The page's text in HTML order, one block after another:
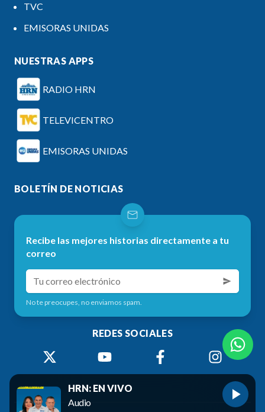
TVC
EMISORAS UNIDAS
NUESTRAS APPS
RADIO HRN
TELEVICENTRO
EMISORAS UNIDAS
BOLETÍN DE NOTICIAS
Recibe las mejores historias directamente a tu
correo
No te preocupes, no enviamos spam.
REDES SOCIALES
HRN: EN VIVO
Audio